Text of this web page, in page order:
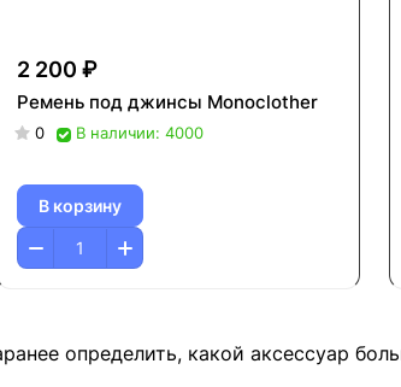
2 200 ₽
Ремень под джинсы Monoclother
0 В наличии: 4000
В корзину
определить, какой аксессуар